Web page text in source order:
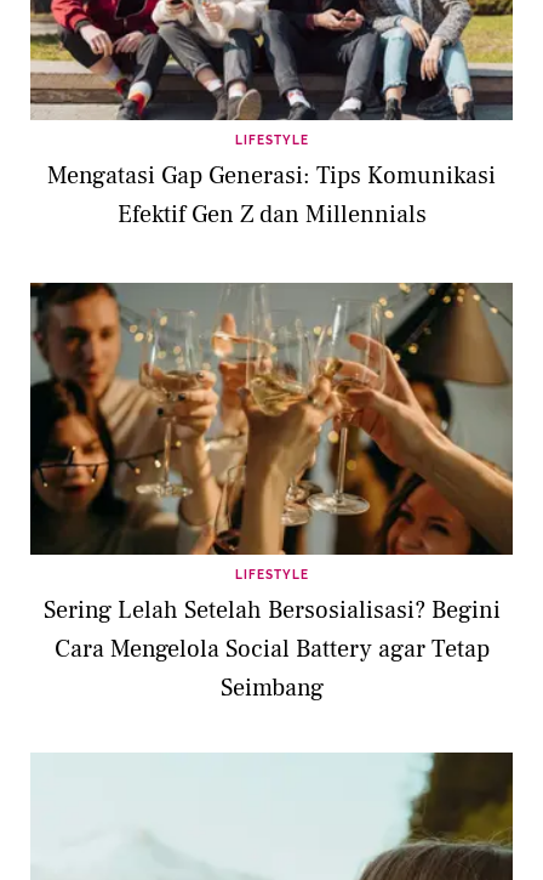
LIFESTYLE
Mengatasi Gap Generasi: Tips Komunikasi
Efektif Gen Z dan Millennials
LIFESTYLE
Sering Lelah Setelah Bersosialisasi? Begini
Cara Mengelola Social Battery agar Tetap
Seimbang